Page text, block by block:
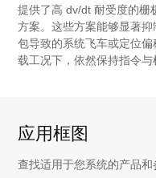
提供了高 dv/dt 耐受度的栅
方案。这些方案能够显著
包导致的系统飞车或定位
载工况下，依然保持指令与
应用框图
查找适用于您系统的产品和